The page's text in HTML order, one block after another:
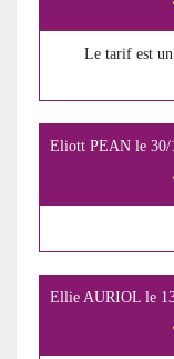
Le tarif est un
Eliott PEAN le 30/
Ellie AURIOL le